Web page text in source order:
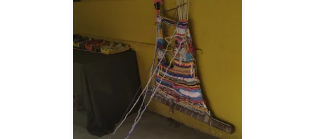
__AMPLIAR__